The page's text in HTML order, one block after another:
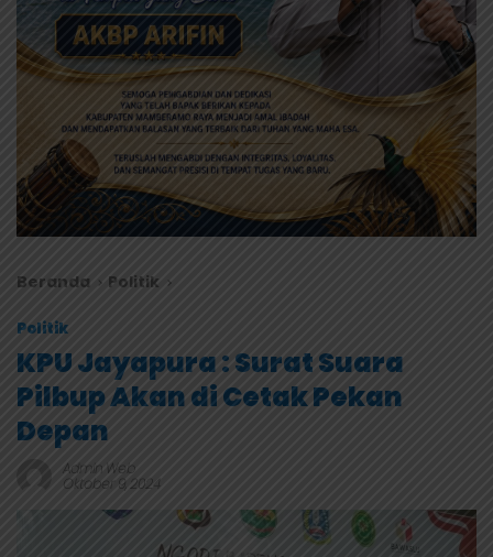
Beranda Politik
Politik
KPU Jayapura : Surat Suara
Pilbup Akan di Cetak Pekan
Depan
Admin Web
Oktober 9, 2024